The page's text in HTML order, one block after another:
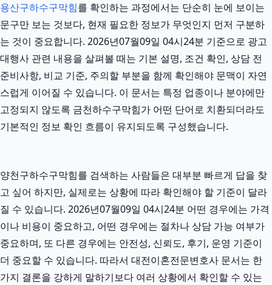
용산구하수구막힘를 확인하는 과정에서는 단순히 눈에 보이는
문구만 보는 것보다, 현재 필요한 정보가 무엇인지 먼저 구분하
는 것이 중요합니다. 2026년07월09일 04시24분 기준으로 광고
대행사 관련 내용을 살펴볼 때는 기본 설명, 조건 확인, 상담 전
준비사항, 비교 기준, 주의할 부분을 함께 확인해야 문맥이 자연
스럽게 이어질 수 있습니다. 이 문서는 특정 업종이나 분야에만
고정되지 않도록 금천하수구막힘가 어떤 단어로 치환되더라도
기본적인 정보 확인 흐름이 유지되도록 구성했습니다.
양천구하수구막힘를 검색하는 사람들은 대부분 빠르게 답을 찾
고 싶어 하지만, 실제로는 상황에 따라 확인해야 할 기준이 달라
질 수 있습니다. 2026년07월09일 04시24분 어떤 경우에는 가격
이나 비용이 중요하고, 어떤 경우에는 절차나 상담 가능 여부가
중요하며, 또 다른 경우에는 안전성, 신뢰도, 후기, 운영 기준이
더 중요할 수 있습니다. 따라서 대전이혼전문변호사 문서는 한
가지 결론을 강하게 말하기보다 여러 상황에서 확인할 수 있는